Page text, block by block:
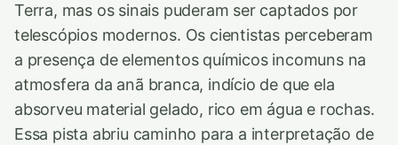
Terra, mas os sinais puderam ser captados por
telescópios modernos. Os cientistas perceberam
a presença de elementos químicos incomuns na
atmosfera da anã branca, indício de que ela
absorveu material gelado, rico em água e rochas.
Essa pista abriu caminho para a interpretação de